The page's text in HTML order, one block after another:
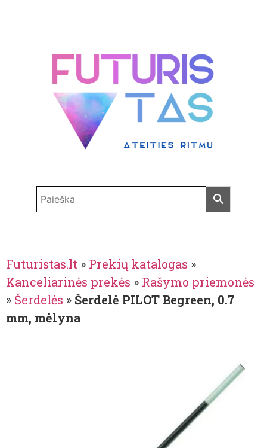
Futuristas.lt » Prekių katalogas »
Kanceliarinės prekės » Rašymo priemonės
» Šerdelės » Šerdelė PILOT Begreen, 0.7
mm, mėlyna